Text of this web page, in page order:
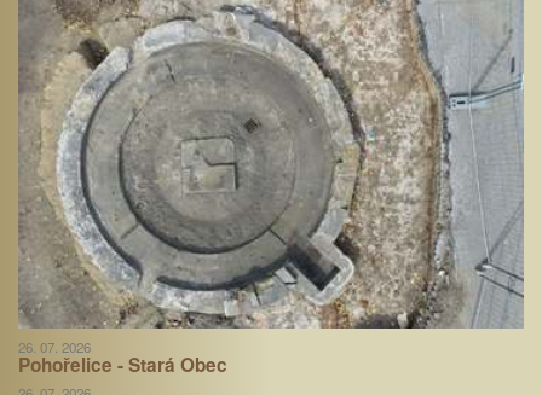
26. 07. 2026
Pohořelice - Stará Obec